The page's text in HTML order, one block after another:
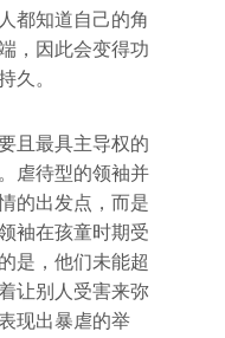
都知道自己的角
，因此会变得功
久。
且最具主导权的
虐待型的领袖并
的出发点，而是
袖在孩童时期受
是，他们未能超
让别人受害来弥
现出暴虐的举